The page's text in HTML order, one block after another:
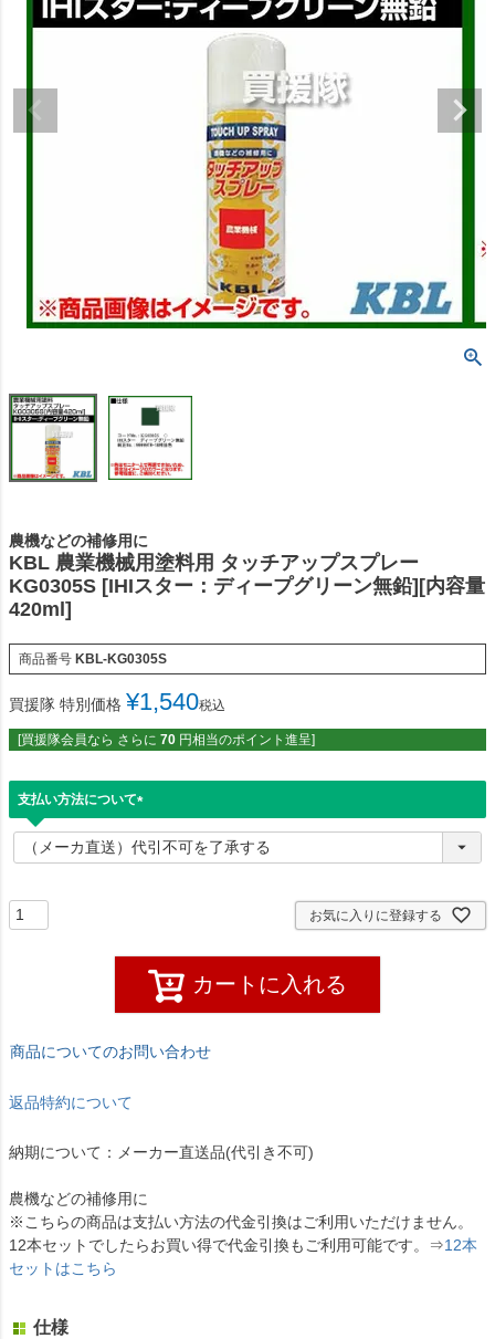
農機などの補修用に
KBL 農業機械用塗料用 タッチアップスプレー
KG0305S [IHIスター：ディープグリーン無鉛][内容量
420ml]
商品番号 KBL-KG0305S
買援隊 特別価格 ¥1,540税込
[買援隊会員なら さらに 70 円相当のポイント進呈]
支払い方法について
(
必
須
お気に入りに登録する
カートに入れる
商品についてのお問い合わせ
返品特約について
納期について：メーカー直送品(代引き不可)
農機などの補修用に
※こちらの商品は支払い方法の代金引換はご利用いただけません。
12本セットでしたらお買い得で代金引換もご利用可能です。⇒12本
セットはこちら
仕様